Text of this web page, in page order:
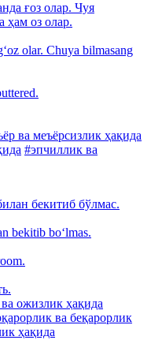
ғоз олар. Чуя
оз олар.
olar. Chuya bilmasang
ва меъёрсизлик ҳақида
#эпчиллик ва
бекитиб бўлмас.
bekitib bo‘lmas.
ва ожизлик ҳақида
ва беқарорлик
ҳақида